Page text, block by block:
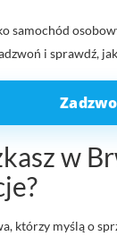
samochód
i sprawdź,
w
którzy myślą o